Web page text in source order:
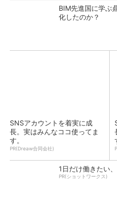
BIM先進国に学ぶ
化したのか？
SNSアカウントを着実に成
長。実はみんなココ使ってま
す。
PR(Dreaw合同会社)
1日だけ働きたい
PR(ショットワークス)